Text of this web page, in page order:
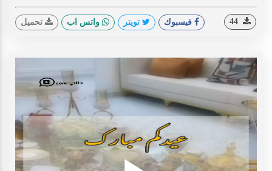
فيسبوك تويتر واتس اب تحميل